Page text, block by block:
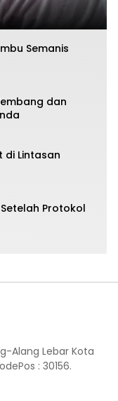
Semanis
dan
di Lintasan
Protokol
Alang Lebar Kota
: 30156.